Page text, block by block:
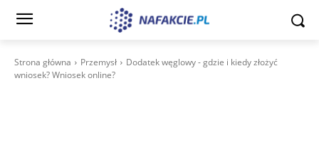
Strona główna Przemysł
Dodatek węglowy - gdzie i kiedy złożyć
wniosek? Wniosek online?